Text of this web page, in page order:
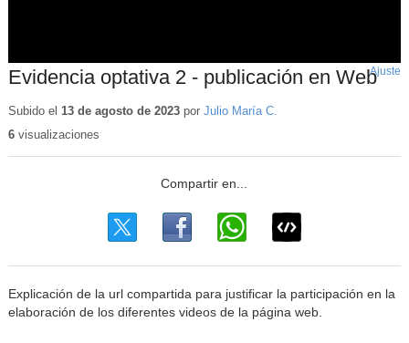
Evidencia optativa 2 - publicación en WebAjuste
Subido el 13 de agosto de 2023por Julio María C.
6visualizaciones
Explicación de la url compartida para justificar la participación en la
elaboración de los diferentes videos de la página web.